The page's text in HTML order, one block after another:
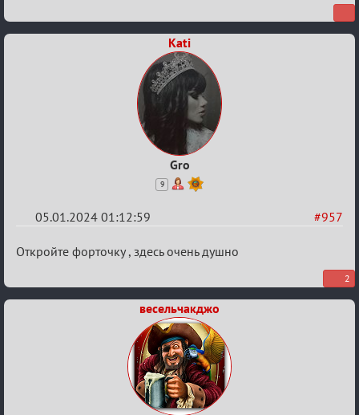
Kati
Gro
9
#957
05.01.2024 01:12:59
Re:
нововведения
Откройте форточку , здесь очень душно
2
весельчакджо